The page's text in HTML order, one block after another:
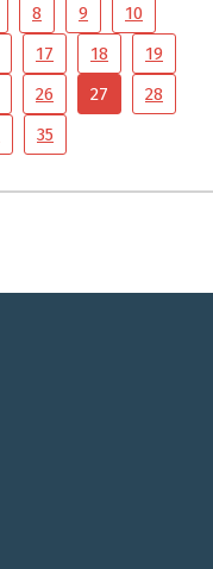
8 9
10
17 18
19
26 27
28
35